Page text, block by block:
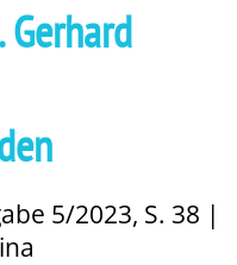
Gerhard
5/2023, S. 38 |